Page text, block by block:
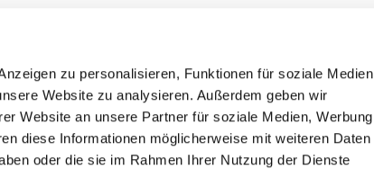
zu personalisieren, Funktionen für soziale Medien
Website zu analysieren. Außerdem geben wir
Website an unsere Partner für soziale Medien, Werbung
diese Informationen möglicherweise mit weiteren Daten
oder die sie im Rahmen Ihrer Nutzung der Dienste